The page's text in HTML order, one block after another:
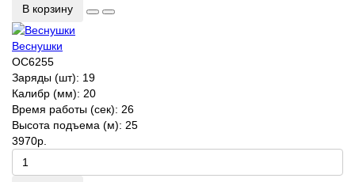
В корзину
Веснушки
ОС6255
Заряды (шт): 19
Калибр (мм): 20
Время работы (сек): 26
Высота подъема (м): 25
3970р.